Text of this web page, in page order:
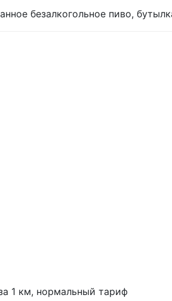
безалкогольное пиво,
1 км, нормальный тариф